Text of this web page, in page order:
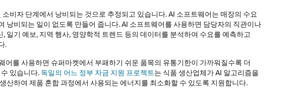
비자 단계에서 낭비되는 것으로 추정되고 있습니다. AI 소프트웨어는 매장의 수요
낭비되는 일이 없도록 만들어 줍니다. AI 소프트웨어를 사용하면 담당자의 직관이나
일기 예보, 지역 행사, 영양학적 트렌드 등의 데이터를 분석하여 수요를 예측하고
.
어를 사용하면 슈퍼마켓에서 부패하기 쉬운 품목의 유통기한이 가까워질수록 더
있습니다. 독일의 어느 정부 자금 지원 프로젝트는 식품 생산업체가 AI 알고리즘을
산하여 제품 혼합 과정에서 사용되는 에너지를 최소화할 수 있도록 지원합니다.